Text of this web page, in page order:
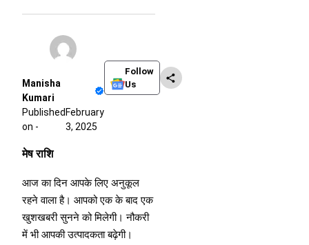
Manisha
Kumari
Published
on -
February
3, 2025
Follow
Us
मेष राशि
आज का दिन आपके लिए अनुकूल
रहने वाला है। आपको एक के बाद एक
खुशखबरी सुनने को मिलेगी। नौकरी
में भी आपकी उत्पादकता बढ़ेगी।